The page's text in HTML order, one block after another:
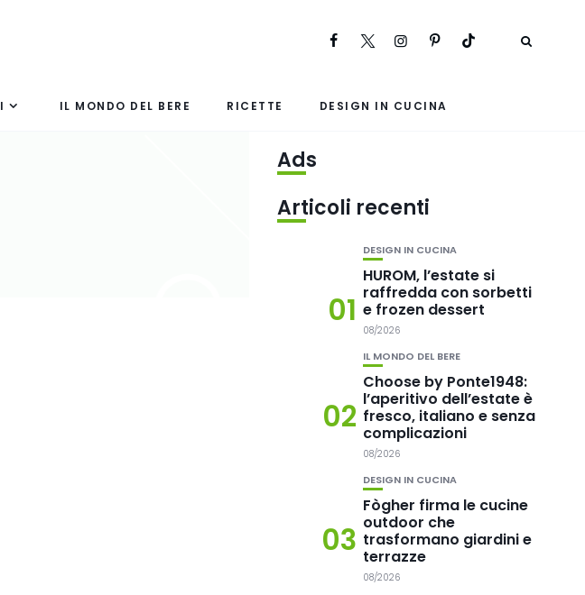
IL MONDO DEL BERE RICETTE DESIGN IN CUCINA
Ads
Articoli recenti
01
DESIGN IN CUCINA
HUROM, l’estate si
raffredda con sorbetti
e frozen dessert
08/2026
02
IL MONDO DEL BERE
Choose by Ponte1948:
l’aperitivo dell’estate è
fresco, italiano e senza
complicazioni
08/2026
03
DESIGN IN CUCINA
Fògher firma le cucine
outdoor che
trasformano giardini e
terrazze
08/2026